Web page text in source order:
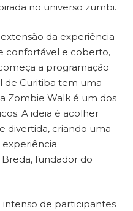
no universo zumbi.
da experiência
confortável e coberto,
a programação
de Curitiba tem uma
Zombie Walk é um dos
A ideia é acolher
divertida, criando uma
Breda, fundador do
intenso de participantes